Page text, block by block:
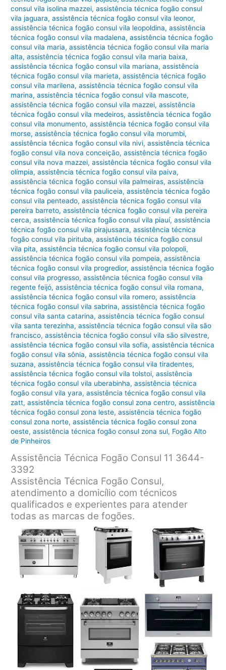
consul vila isolina mazzei,assistência técnica fogão consul
vila jaguara,assistência técnica fogão consul vila leonor,
assistência técnica fogão consul vila leopoldina,assistência
técnica fogão consul vila madalena,assistência técnica fogão
consul vila maria,assistência técnica fogão consul vila maria
alta,assistência técnica fogão consul vila maria baixa,
assistência técnica fogão consul vila mariana,assistência
técnica fogão consul vila marieta,assistência técnica fogão
consul vila marilena,assistência técnica fogão consul vila
marina,assistência técnica fogão consul vila mascote,
assistência técnica fogão consul vila mazzei,assistência
técnica fogão consul vila medeiros,assistência técnica fogão
consul vila monumento,assistência técnica fogão consul vila
morse,assistência técnica fogão consul vila morumbi,
assistência técnica fogão consul vila nivi,assistência técnica
fogão consul vila nova conceição,assistência técnica fogão
consul vila nova mazzei,assistência técnica fogão consul vila
olímpia,assistência técnica fogão consul vila paiva,
assistência técnica fogão consul vila palmeiras,assistência
técnica fogão consul vila pauliceia,assistência técnica fogão
consul vila penteado,assistência técnica fogão consul vila
pereira barreto,assistência técnica fogão consul vila pereira
cerca,assistência técnica fogão consul vila piauí,assistência
técnica fogão consul vila pirajussara,assistência técnica
fogão consul vila pirituba,assistência técnica fogão consul
vila pita,assistência técnica fogão consul vila polopoli,
assistência técnica fogão consul vila pompeia,assistência
técnica fogão consul vila progredior,assistência técnica fogão
consul vila progresso,assistência técnica fogão consul vila
regente feijó,assistência técnica fogão consul vila romana,
assistência técnica fogão consul vila romero,assistência
técnica fogão consul vila sabrina,assistência técnica fogão
consul vila santa catarina,assistência técnica fogão consul
vila santa terezinha,assistência técnica fogão consul vila são
francisco,assistência técnica fogão consul vila são silvestre,
assistência técnica fogão consul vila sofia,assistência técnica
fogão consul vila sônia,assistência técnica fogão consul vila
suzana,assistência técnica fogão consul vila tiradentes,
assistência técnica fogão consul vila tolstoi,assistência
técnica fogão consul vila uberabinha,assistência técnica
fogão consul vila yara,assistência técnica fogão consul vila
zatt,assistência técnica fogão consul zona centro,assistência
técnica fogão consul zona leste,assistência técnica fogão
consul zona norte,assistência técnica fogão consul zona
oeste,assistência técnica fogão consul zona sul, Fogão Alto
de Pinheiros
Assistência Técnica Fogão Consul 11 3644-
3392
Assistência Técnica Fogão Consul,
atendimento a domicílio com técnicos
qualificados e experientes para atender
todas as marcas de fogões.